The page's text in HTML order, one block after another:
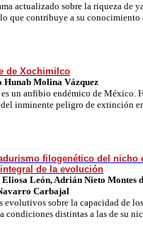
actualizado sobre la riqueza de
que contribuye a su
de Xochimilco
Hunab Molina Vázquez
un anfibio endémico de México.
inminente peligro de extinción
filogenético del nicho
de la evolución
León, Adrián Nieto Montes
Carbajal
evolutivos sobre la capacidad de
condiciones distintas a las de su